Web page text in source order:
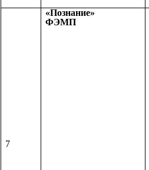
7
«Познание»
ФЭМП